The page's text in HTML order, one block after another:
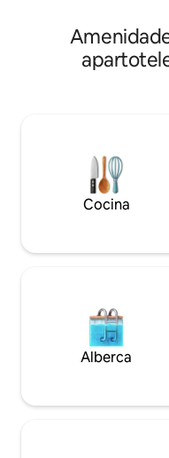
donde necesitas estar!
Cocina
Alberca